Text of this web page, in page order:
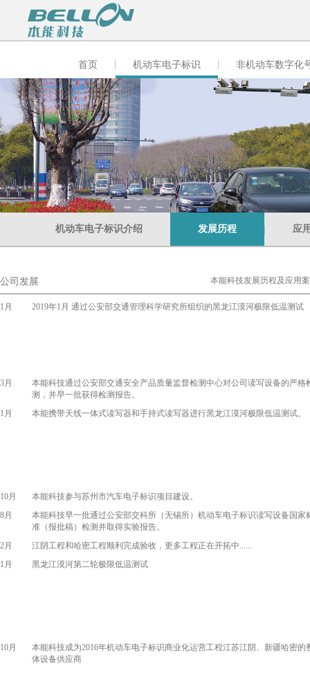
首页 机动车电子标识 非机动车数字化
机动车电子标识介绍 发展历程 应
公司发展 本能科技发展历程及应用
1月 2019年1月 通过公安部交通管理科学研究所组织的黑龙江漠河极限低温测试
3月
本能科技通过公安部交通安全产品质量监督检测中心对公司读写设备的严格
测，并早一批获得检测报告。
1月
本能携带天线一体式读写器和手持式读写器进行黑龙江漠河极限低温测试。
10月
本能科技参与苏州市汽车电子标识项目建设。
8月
本能科技早一批通过公安部交科所（无锡所）机动车电子标识读写设备国家
准（报批稿）检测并取得实验报告。
2月
江阴工程和哈密工程顺利完成验收，更多工程正在开拓中......
1月
黑龙江漠河第二轮极限低温测试
10月
本能科技成为2016年机动车电子标识商业化运营工程江苏江阴、新疆哈密的
体设备供应商